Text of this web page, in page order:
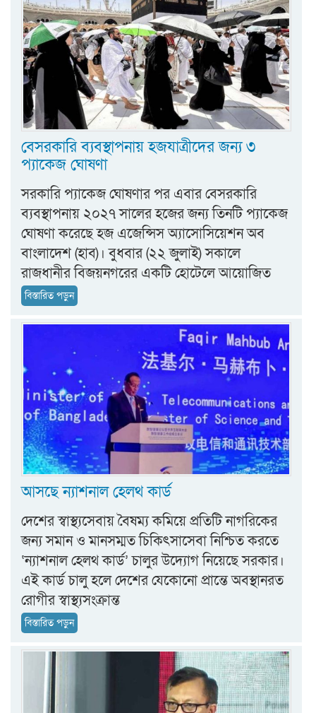
বেসরকারি ব্যবস্থাপনায় হজযাত্রীদের জন্য ৩
প্যাকেজ ঘোষণা
সরকারি প্যাকেজ ঘোষণার পর এবার বেসরকারি
ব্যবস্থাপনায় ২০২৭ সালের হজের জন্য তিনটি প্যাকেজ
ঘোষণা করেছে হজ এজেন্সিস অ্যাসোসিয়েশন অব
বাংলাদেশ (হাব)। বুধবার (২২ জুলাই) সকালে
রাজধানীর বিজয়নগরের একটি হোটেলে আয়োজিত
বিস্তারিত পড়ুন
আসছে ন্যাশনাল হেলথ কার্ড
দেশের স্বাস্থ্যসেবায় বৈষম্য কমিয়ে প্রতিটি নাগরিকের
জন্য সমান ও মানসম্মত চিকিৎসাসেবা নিশ্চিত করতে
‘ন্যাশনাল হেলথ কার্ড’ চালুর উদ্যোগ নিয়েছে সরকার।
এই কার্ড চালু হলে দেশের যেকোনো প্রান্তে অবস্থানরত
রোগীর স্বাস্থ্যসংক্রান্ত
বিস্তারিত পড়ুন